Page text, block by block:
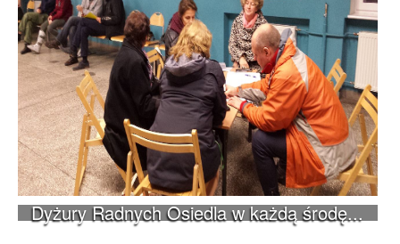
Dyżury Radnych Osiedla w każdą środę...